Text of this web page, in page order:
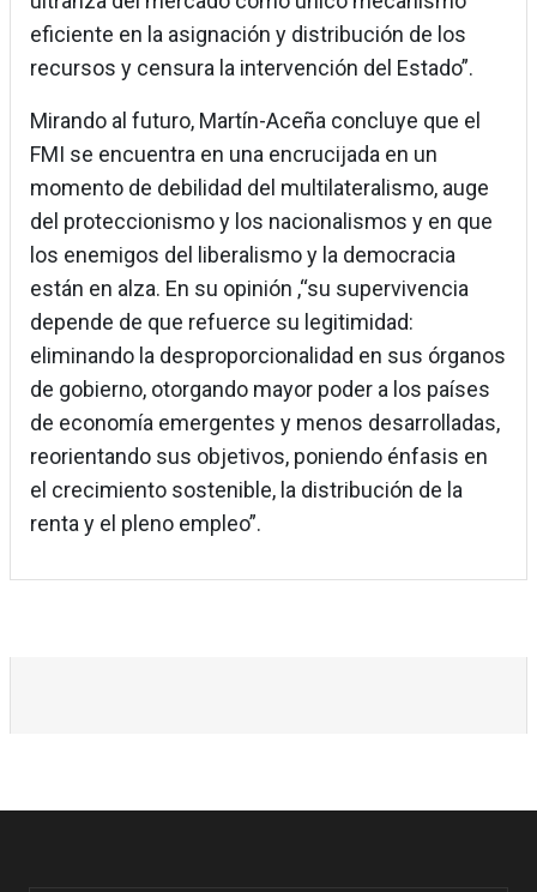
eficiente en la asignación y distribución de los
recursos y censura la intervención del Estado”.
Mirando al futuro, Martín-Aceña concluye que el
FMI se encuentra en una encrucijada en un
momento de debilidad del multilateralismo, auge
del proteccionismo y los nacionalismos y en que
los enemigos del liberalismo y la democracia
están en alza. En su opinión ,“su supervivencia
depende de que refuerce su legitimidad:
eliminando la desproporcionalidad en sus órganos
de gobierno, otorgando mayor poder a los países
de economía emergentes y menos desarrolladas,
reorientando sus objetivos, poniendo énfasis en
el crecimiento sostenible, la distribución de la
renta y el pleno empleo”.